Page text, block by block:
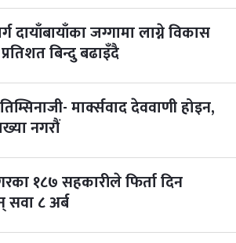
दायाँबायाँका जग्गामा लाग्ने विकास
बिन्दु बढाइँदै
मार्क्सवाद देववाणी होइन,
नगरौं
१८७ सहकारीले फिर्ता दिन
८ अर्ब